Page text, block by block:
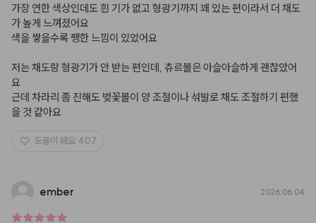
가장 연한 색상인데도 흰 기가 없고 형광기까지 꽤 있는 편이라서 더 채도
가 높게 느껴졌어요
색을 쌓을수록 쨍한 느낌이 있었어요
저는 채도랑 형광기가 안 받는 편인데, 츄르볼은 아슬아슬하게 괜찮았어
요
근데 차라리 좀 진해도 벚꽃볼이 양 조절이나 섞발로 채도 조절하기 편했
을 것 같아요
도움이 돼요 407
ember 2026.06.04